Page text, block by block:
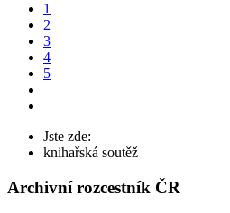
1
2
3
4
5
Jste zde:
knihařská soutěž
Archivní rozcestník ČR